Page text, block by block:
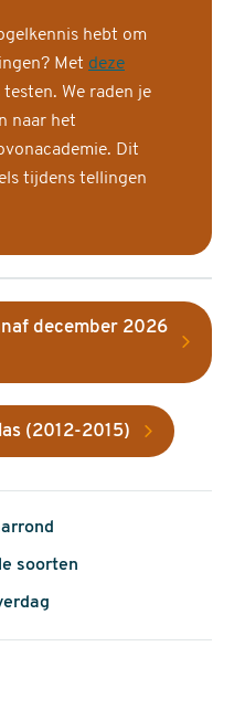
hebt om
Met deze
We raden je
naar het
Dit
tijdens tellingen
december 2026
(2012-2015)
soorten